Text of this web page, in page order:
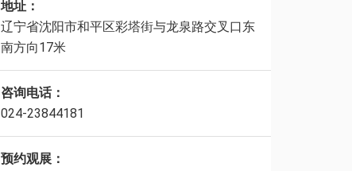
地址：
辽宁省沈阳市和平区彩塔街与龙泉路交叉口东
南方向17米
咨询电话：
024-23844181
预约观展：